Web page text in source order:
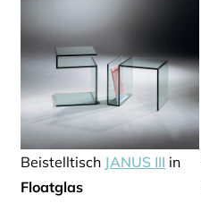
Beistelltisch JANUS III in
Floatglas